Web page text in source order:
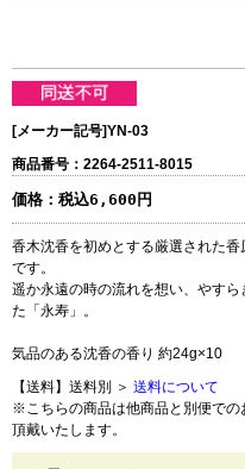
[メーカー記号]YN-03
商品番号：2264-2511-8015
価格： 税込6,600円
香木沈香を初めとする厳選された
です。
遥か永遠の時の流れを想い、やす
た「永寿」。
気品のある沈香の香り 約24g×10
【送料】送料別 ＞ 送料について
※こちらの商品は他商品と別便での
頂戴いたします。